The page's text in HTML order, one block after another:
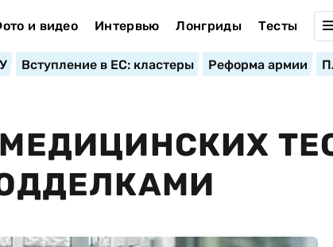
и видео Интервью Лонгриды Тесты
Вступление в ЕС: кластеры Реформа армии